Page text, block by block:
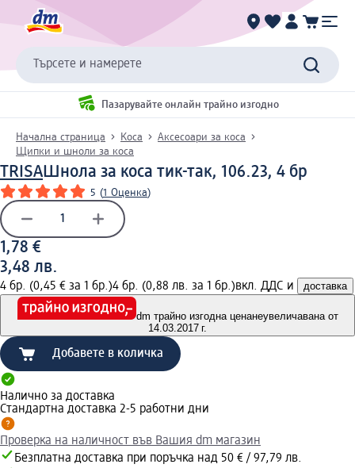
Търсете и намерете
Пазарувайте онлайн трайно изгодно
Начална страница Коса
Аксесоари за коса
Щипки и шноли за коса
TRISAШнола за коса тик-так, 106.23, 4 бр
5 (1 Оценка)
1,78 €
3,48 лв.
4 бр. (0,45 € за 1 бр.)4 бр. (0,88 лв. за 1 бр.)вкл. ДДС и доставка
dm трайно изгодна ценанеувеличавана от
14.03.2017 г.
Добавете в количка
Налично за доставка
Стандартна доставка 2-5 работни дни
Проверка на наличност във Вашия dm магазин
Безплатна доставка при поръчка над 50 € / 97,79 лв.